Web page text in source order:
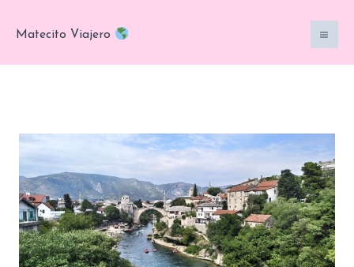
Matecito Viajero